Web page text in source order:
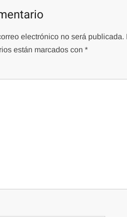
electrónico no será publicada.
están marcados con*